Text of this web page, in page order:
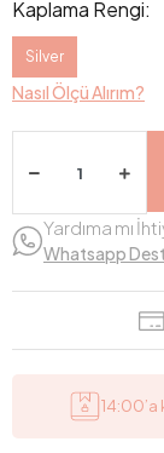
Kaplama Rengi:
Silver
Nasıl Ölçü Alırım?
Yardıma mı
Whatsapp
14:00’a